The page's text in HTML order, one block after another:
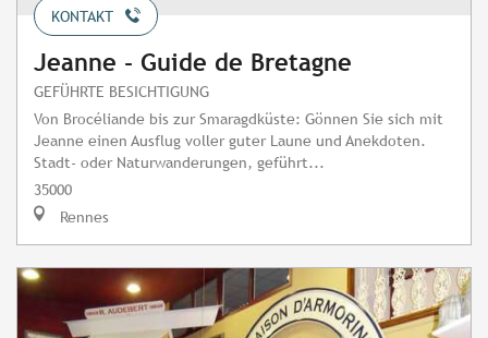
KONTAKT
Jeanne - Guide de Bretagne
GEFÜHRTE BESICHTIGUNG
Von Brocéliande bis zur Smaragdküste: Gönnen Sie sich mit
Jeanne einen Ausflug voller guter Laune und Anekdoten.
Stadt- oder Naturwanderungen, geführt...
35000
Rennes